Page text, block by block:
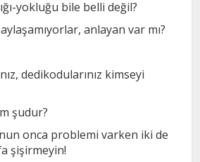
yokluğu bile belli değil?
anlayan var mı?
dedikodularınız kimseyi
şudur?
onca problemi varken iki de
şişirmeyin!